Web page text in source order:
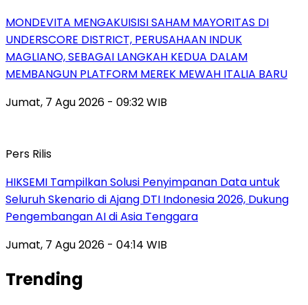
MONDEVITA MENGAKUISISI SAHAM MAYORITAS DI
UNDERSCORE DISTRICT, PERUSAHAAN INDUK
MAGLIANO, SEBAGAI LANGKAH KEDUA DALAM
MEMBANGUN PLATFORM MEREK MEWAH ITALIA BARU
Jumat, 7 Agu 2026 - 09:32 WIB
Pers Rilis
HIKSEMI Tampilkan Solusi Penyimpanan Data untuk
Seluruh Skenario di Ajang DTI Indonesia 2026, Dukung
Pengembangan AI di Asia Tenggara
Jumat, 7 Agu 2026 - 04:14 WIB
Trending